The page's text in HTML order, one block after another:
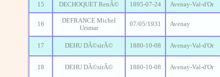
15 DECHOQUET RenÃ© 1895-07-24 Avenay-Val-d'Or
16
DEFRANCE Michel
Ursmar
07/05/1931 Avenay
17 DEHU DÃ©sirÃ© 1880-10-08 Avenay-Val-d'Or
18 DEHU DÃ©sirÃ© 1880-10-08 Avenay-Val-d'Or